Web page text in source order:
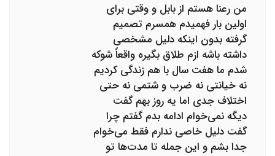
من رعنا هستم از بابل و وقتی برای
اولین بار فهمیدم همسرم تصمیم
گرفته بدون اینکه دلیل مشخصی
داشته باشه ازم طلاق بگیره واقعاً شوکه
شدم ما هفت سال با هم زندگی کردیم
نه خیانتی نه ضرب و شتمی نه حتی
اختلاف جدی اما یه روز بهم گفت
دیگه نمی‌خوام ادامه بدم گفتم چرا
گفت دلیل خاصی ندارم فقط می‌خوام
جدا بشم و این جمله تا مدت‌ها تو